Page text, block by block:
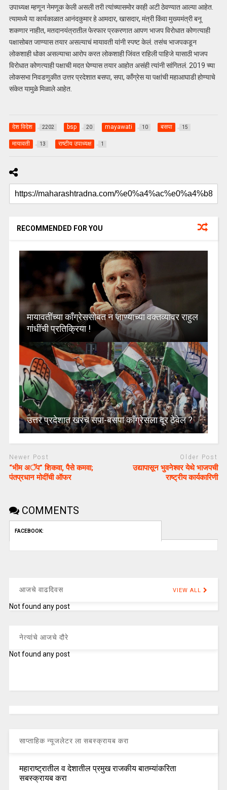
उपाध्यक्ष म्हणून नेमणूक केली असली तरी त्यांच्यासमोर काही अटी ठेवण्यात आल्या आहेत.
त्यामध्ये या कार्यकाळात आनंदकुमार हे आमदार, खासदार, मंत्री किंवा मुख्यमंत्री बनू
शकणार नाहीत, मतदानयंत्रातील फेरफार प्रकरणात आपण भाजप विरोधात कोणत्याही
पक्षासोबत जाण्यास तयार असल्याचं मायावती यांनी स्पष्ट केलं. तसंच भाजपकडून
लोकशाही धोका असल्याचा आरोप करत लोकशाही जिंवत राहिली पाहिजे यासाठी भाजप
विरोधात कोणत्याही पक्षाची मदत घेण्यास तयार आहोत असंही त्यांनी सांगितलं. 2019 च्या
लोकसभा निवडणुकीत उत्तर प्रदेशात बसपा, सपा, काँग्रेस या पक्षांची महाआघाडी होण्याचे
संकेत यामुळे मिळाले आहेत.
देश विदेश 2202 bsp 20 mayawati 10 बसपा 15
मायावती 13 राष्टीय उपाध्यक्ष 1
RECOMMENDED FOR YOU
मायावतींच्या काँग्रेससोबत न जाण्याच्या वक्तव्यावर राहुल
गांधींची प्रतिक्रिया !
उत्तर प्रदेशात खरंच सपा-बसपा काँग्रेसला दूर ठेवेल ?
Newer Post
“भीम अॅप” शिकवा, पैसे कमवा;
पंतप्रधान मोदींची ऑफर
Older Post
उद्यापासून भुवनेश्वर येथे भाजपची
राष्ट्रीय कार्यकारिणी
COMMENTS
FACEBOOK:
आजचे वाढदिवस VIEW ALL
Not found any post
नेत्यांचे आजचे दौरे
Not found any post
साप्ताहिक न्यूजलेटर ला सबस्क्रायब करा
महाराष्ट्रातील व देशातील प्रमुख राजकीय बातम्यांकरिता
सबस्क्रायब करा